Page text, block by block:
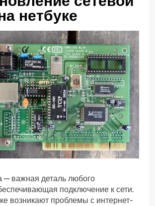
нетбуке
— важная деталь любого
подключение к сети.
возникают проблемы с интернет-